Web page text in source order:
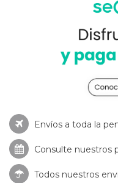
Envíos a toda la
Consulte nuestros
Todos nuestros